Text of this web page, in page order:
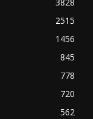
2515
1456
845
778
720
562